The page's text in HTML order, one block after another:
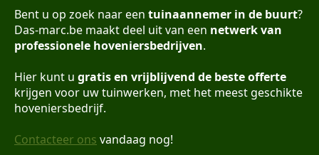
Bent u op zoek naar een tuinaannemer in de buurt?
Das-marc.be maakt deel uit van een netwerk van
professionele hoveniersbedrijven.
Hier kunt u gratis en vrijblijvend de beste offerte
krijgen voor uw tuinwerken, met het meest geschikte
hoveniersbedrijf.
Contacteer ons vandaag nog!